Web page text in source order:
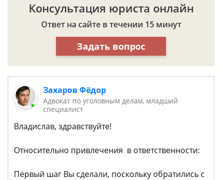
Консультация юриста онлайн
Ответ на сайте в течении 15 минут
Задать вопрос
Захаров Фёдор
Адвокат по уголовным делам, младший
специалист
Владислав, здравствуйте!
Относительно привлечения в ответственности:
Первый шаг Вы сделали, поскольку обратились с